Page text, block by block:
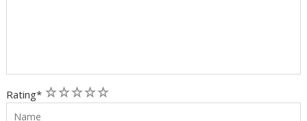
Rating* 5
4
3
2
1